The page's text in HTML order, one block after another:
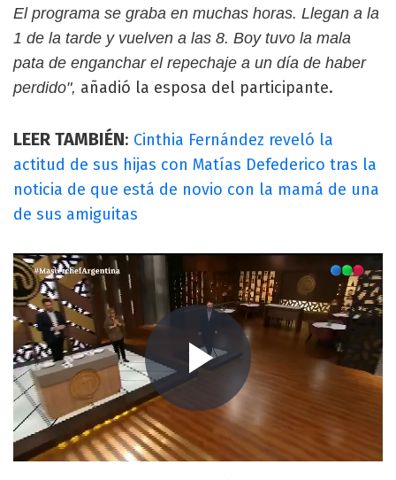
El programa se graba en muchas horas. Llegan a la
1 de la tarde y vuelven a las 8. Boy tuvo la mala
pata de enganchar el repechaje a un día de haber
perdido", añadió la esposa del participante.
LEER TAMBIÉN: Cinthia Fernández reveló la
actitud de sus hijas con Matías Defederico tras la
noticia de que está de novio con la mamá de una
de sus amiguitas